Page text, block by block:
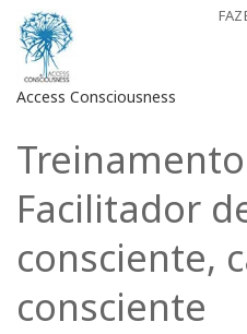
Access Consciousness
Fazer
em
conta
Sobre
Facilitador
consciente,
consciente